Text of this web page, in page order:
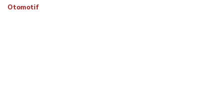
Otomotif